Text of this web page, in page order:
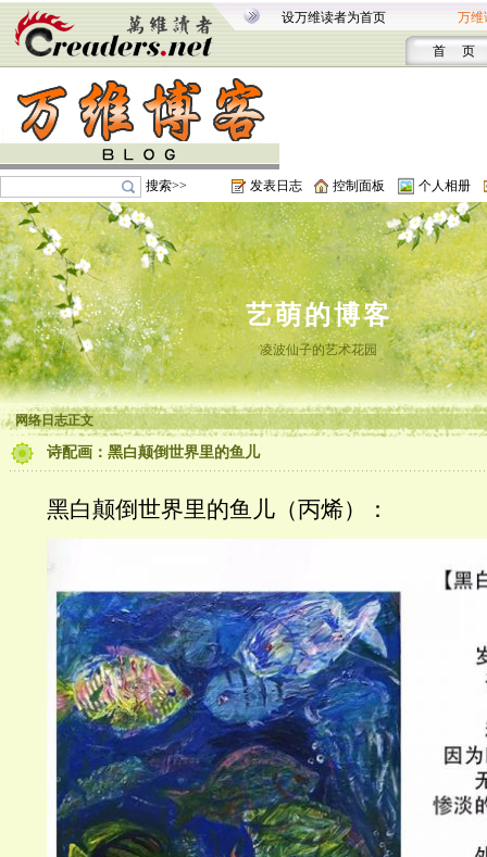
设万维读者为首页 万维
首 页
搜索>> 发表日志 控制面板 个人相册
艺萌的博客
凌波仙子的艺术花园
网络日志正文
诗配画：黑白颠倒世界里的鱼儿
黑白颠倒世界里的鱼儿（丙烯）：